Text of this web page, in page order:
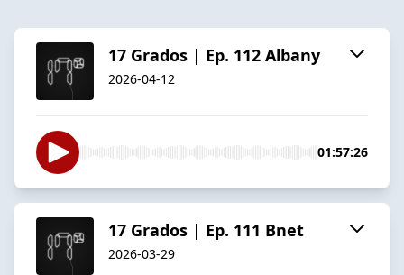
17 Grados | Ep. 112 Albany
2026-04-12
01:57:26
17 Grados | Ep. 111 Bnet
2026-03-29